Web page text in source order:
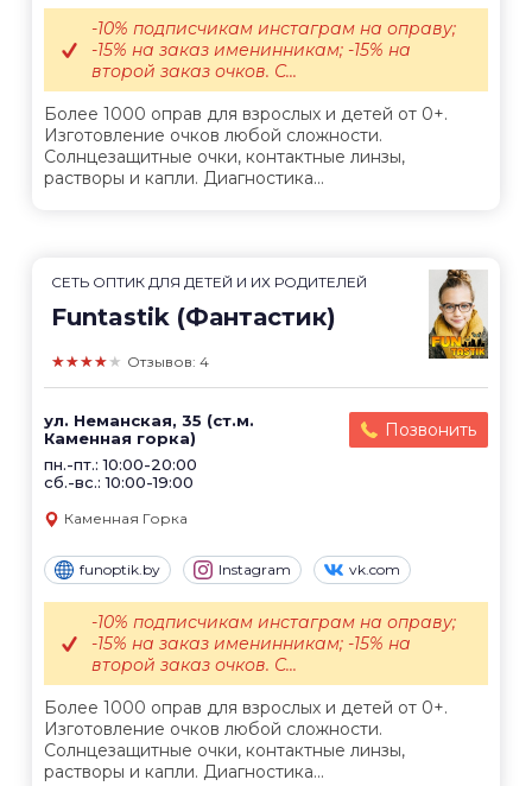
Более 1000 оправ для взрослых и детей от 0+.
Изготовление очков любой сложности.
Солнцезащитные очки, контактные линзы,
растворы и капли. Диагностика...
-10% подписчикам инстаграм на оправу;
-15% на заказ именинникам; -15% на
второй заказ очков. С...
СЕТЬ ОПТИК ДЛЯ ДЕТЕЙ И ИХ РОДИТЕЛЕЙ
Funtastik (Фантастик)
★★★★★ Отзывов: 4
ул. Неманская, 35 (ст.м.
Каменная горка)
пн.-пт.: 10:00-20:00
сб.-вс.: 10:00-19:00
Позвонить
Каменная Горка
funoptik.by Instagram vk.com
Более 1000 оправ для взрослых и детей от 0+.
Изготовление очков любой сложности.
Солнцезащитные очки, контактные линзы,
растворы и капли. Диагностика...
-10% подписчикам инстаграм на оправу;
-15% на заказ именинникам; -15% на
второй заказ очков. С...